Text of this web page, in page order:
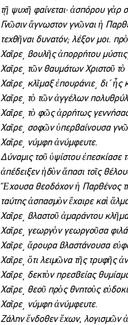
τῇ ψυχῆ φαίνεται· ἀσπόρου
Γνῶσιν ἄγνωστον γνῶναι ἡ
τεχθῆναι δυνατόν; λέξον μοι.
Χαῖρε͵ βουλῆς ἀπορρήτου
Χαῖρε͵ τῶν θαυμάτων Χριστοῦ τὸ
Χαῖρε͵ κλῖμαξ ἐπουράνιε͵ δι΄
Χαῖρε͵ τὸ τῶν ἀγγέλων
Χαῖρε͵ τὸ φῶς ἀρρήτως
Χαῖρε͵ σοφῶν ὑπερβαίνουσα
Χαῖρε͵ νύμφη ἀνύμφευτε.
Δύναμις τοῦ ὑψίστου ἐπεσκίασε
ἀπέδειξεν ἡδὺν ἅπασι τοῖς
Ἔχουσα θεοδόχον ἡ Παρθένος
ταύτης ἀσπασμὸν ἔχαιρε καὶ
Χαῖρε͵ βλαστοῦ ἀμαράντου
Χαῖρε͵ γεωργὸν γεωργοῦσα
Χαῖρε͵ ἄρουρα βλαστάνουσα
Χαῖρε͵ ὅτι λειμῶνα τῆς τρυφῆς
Χαῖρε͵ δεκτὸν πρεσβείας
Χαῖρε͵ θεοῦ πρὸς θνητοὺς
Χαῖρε͵ νύμφη ἀνύμφευτε.
Ζάλην ἔνδοθεν ἔχων,